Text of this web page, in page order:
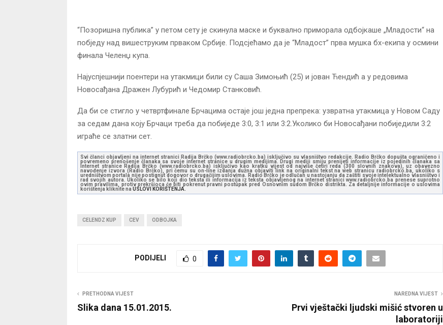
“Позоришна публика” у петом сету је скинула маске и буквално приморала одбојкаше „Младости“ на
побједу над вишеструким прваком Србије. Подсјећамо да је “Младост” прва мушка бх-екипа у осмини
финала Челенџ купа.
Најуспјешнији поентери на утакмици били су Саша Зимоњић (25) и јован Ћендић а у редовима
Новосађана Дражен Лубурић и Чедомир Станковић.
Да би се стигло у четвртфинале Брчацима остаје још једна препрека: узвратна утакмица у Новом Саду
за седам дана коју Брчаци треба да побиједе 3:0, 3:1 или 3:2.Уколико би Новосађани побиједили 3:2
играће се златни сет.
Svi članci objavljeni na internet stranici Radija Brčko (www.radiobrcko.ba) isključivo su vlasništvo redakcije. Radio Brčko dopušta ograničeno i
povremeno prenošenje članaka sa svoje internet stranice u drugim medijima. Drugi mediji smiju prenijeti informacije iz pojedinih članaka sa
Internet stranice Radija Brčko (www.radiobrcko.ba) isključivo kao kratku vijest od najviše četiri reda (300 slovnih znakova), uz obavezno
navođenje izvora (Radio Brčko), pri čemu su on-line izdanja dužna objaviti link na originalni tekst na web stranicu radiobrcko.ba, ukoliko s
uredništvom portala nije postignut dogovor o drugačijim uslovima. Radio Brčko je odlučan u nastojanju da zaštiti svoje intelektualno vlasništvo i
rad svojih autora. Ukoliko se bilo koji dio teksta ili informacija iz teksta objavljenog na internet stranici www.radiobrcko.ba prenese suprotno
ovim pravilima, protiv prekršioca će biti pokrenut pravni postupak pred Osnovnim sudom Brčko distrikta. Za detaljnije informacije o uslovima
korištenja kliknite na USLOVI KORIŠTENJA.
CELENDZ KUP CEV ODBOJKA
PODIJELI 0
PRETHODNA VIJEST
Slika dana 15.01.2015.
NAREDNA VIJEST
Prvi vještački ljudski mišić stvoren u
laboratoriji